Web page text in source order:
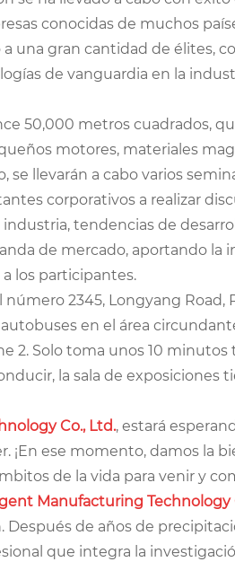
conocidas de muchos
una gran cantidad de élites,
de vanguardia en la
50,000 metros cuadrados,
motores, materiales
llevarán a cabo varios
corporativos a realizar
tendencias de
de mercado, aportando la
los participantes.
2345, Longyang Road,
en el área
2. Solo toma unos 10
la sala de exposiciones
Co., Ltd., estará
¡En ese momento, damos la
de la vida para venir y
Manufacturing Technology
de años de
que integra la